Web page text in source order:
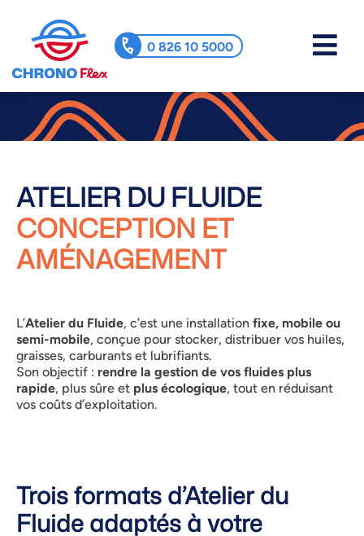
0 826 10 5000
ATELIER DU FLUIDE
CONCEPTION ET
AMÉNAGEMENT
L’Atelier du Fluide, c’est une installation fixe, mobile ou
semi-mobile, conçue pour stocker, distribuer vos huiles,
graisses, carburants et lubrifiants.
Son objectif : rendre la gestion de vos fluides plus
rapide, plus sûre et plus écologique, tout en réduisant
vos coûts d’exploitation.
Trois formats d’Atelier du
Fluide adaptés à votre